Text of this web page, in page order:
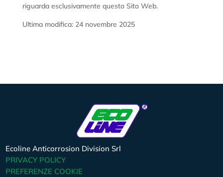
riguarda esclusivamente questo Sito Web.
Ultima modifica: 24 novembre 2025
Ecoline Anticorrosion Division Srl
PRIVACY POLICY
PREFERENZE COOKIE